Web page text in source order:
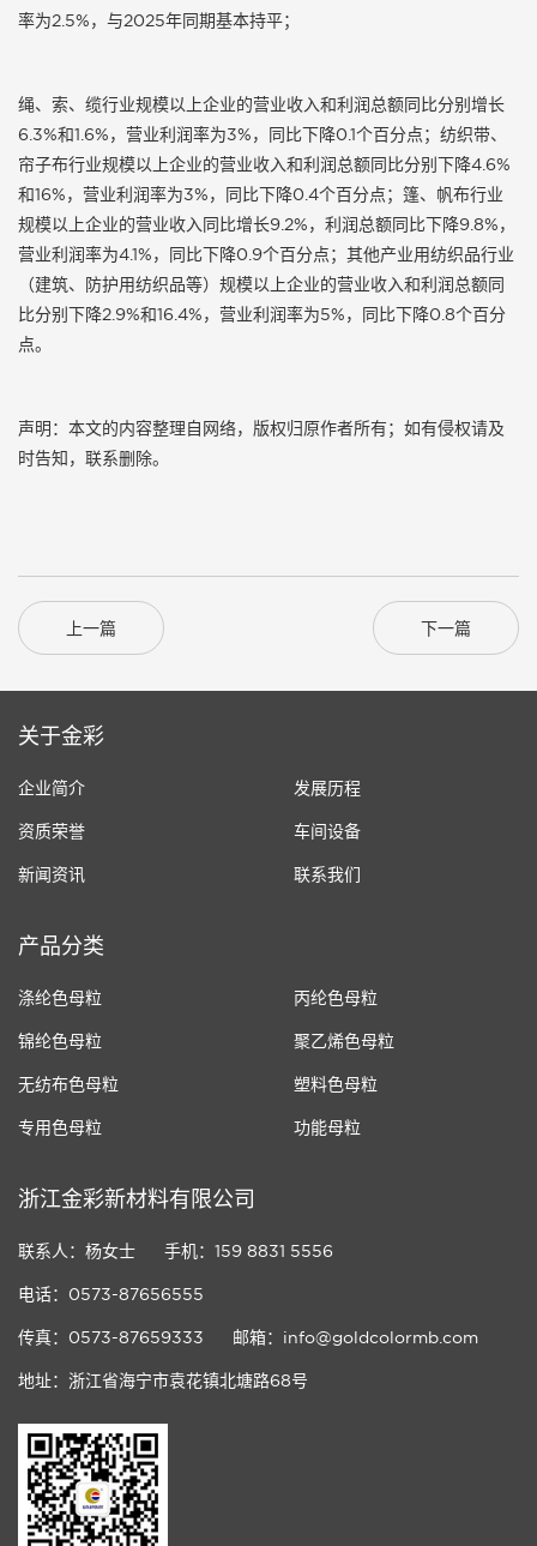
率为2.5%，与2025年同期基本持平；
绳、索、缆行业规模以上企业的营业收入和利润总额同比分别增长
6.3%和1.6%，营业利润率为3%，同比下降0.1个百分点；纺织带、
帘子布行业规模以上企业的营业收入和利润总额同比分别下降4.6%
和16%，营业利润率为3%，同比下降0.4个百分点；篷、帆布行业
规模以上企业的营业收入同比增长9.2%，利润总额同比下降9.8%，
营业利润率为4.1%，同比下降0.9个百分点；其他产业用纺织品行业
（建筑、防护用纺织品等）规模以上企业的营业收入和利润总额同
比分别下降2.9%和16.4%，营业利润率为5%，同比下降0.8个百分
点。
声明：本文的内容整理自网络，版权归原作者所有；如有侵权请及
时告知，联系删除。
上一篇 下一篇
关于金彩
企业简介 发展历程
资质荣誉 车间设备
新闻资讯 联系我们
产品分类
涤纶色母粒 丙纶色母粒
锦纶色母粒 聚乙烯色母粒
无纺布色母粒 塑料色母粒
专用色母粒 功能母粒
浙江金彩新材料有限公司
联系人：杨女士 手机：159 8831 5556
电话：0573-87656555
传真：0573-87659333 邮箱：info@goldcolormb.com
地址：浙江省海宁市袁花镇北塘路68号